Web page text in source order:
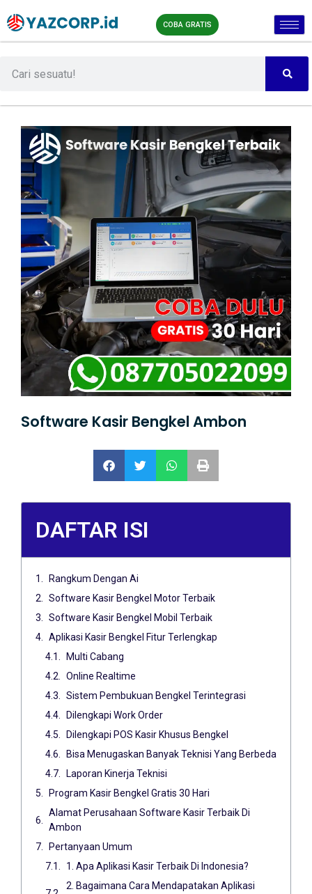
COBA GRATIS
Software Kasir Bengkel Ambon
DAFTAR ISI
Rangkum Dengan Ai
Software Kasir Bengkel Motor Terbaik
Software Kasir Bengkel Mobil Terbaik
Aplikasi Kasir Bengkel Fitur Terlengkap
Multi Cabang
Online Realtime
Sistem Pembukuan Bengkel Terintegrasi
Dilengkapi Work Order
Dilengkapi POS Kasir Khusus Bengkel
Bisa Menugaskan Banyak Teknisi Yang Berbeda
Laporan Kinerja Teknisi
Program Kasir Bengkel Gratis 30 Hari
Alamat Perusahaan Software Kasir Terbaik Di
Ambon
Pertanyaan Umum
1. Apa Aplikasi Kasir Terbaik Di Indonesia?
2. Bagaimana Cara Mendapatakan Aplikasi